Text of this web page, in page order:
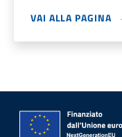
VAI ALLA PAGINA